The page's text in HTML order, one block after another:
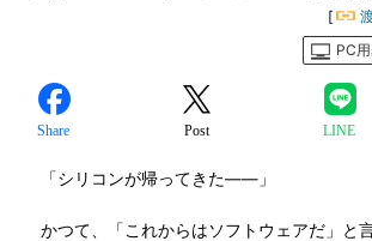
[
PC
Share Post LINE
「シリコンが帰ってきた――」
かつて、「これからはソフトウェアだ」と